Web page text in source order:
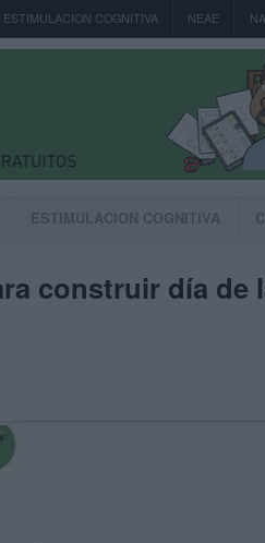
ESTIMULACION COGNITIVA NEAE
ESTIMULACION COGNITIVA
construir día de